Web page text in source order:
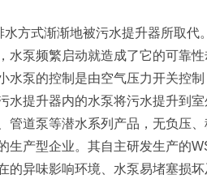
方式渐渐地被污水提升器所取代
水泵频繁启动就造成了它的可靠
水泵的控制是由空气压力开关控
水提升器内的水泵将污水提升到
管道泵等潜水系列产品，无负压
生产型企业。其自主研发生产的
的异味影响环境、水泵易堵塞损